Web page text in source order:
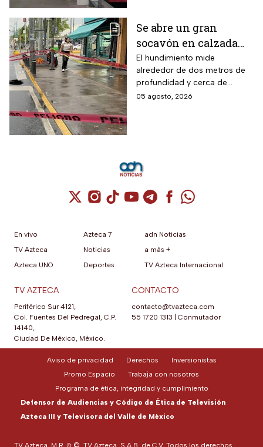
Se abre un gran
socavón en calzada
Taxqueña tras paso de
Trolebús
El hundimiento mide
alrededor de dos metros de
profundidad y cerca de
cuatro metros de diámetro.
05 agosto, 2026
Cuenta de X / Twitter (se abre en una
Cuenta de Instagram (se abre en una
Cuenta de TikTok (se abre en
Cuenta de YouTube (se abre
Cuenta de Telegram (se
Cuenta de
Cuenta de
En vivo
TV Azteca
Azteca UNO
Azteca 7
Noticias
Deportes
adn Noticias
a más +
TV Azteca Internacional
TV AZTECA
Periférico Sur 4121,
Col. Fuentes Del Pedregal, C.P.
14140,
Ciudad De México, México.
CONTACTO
contacto@tvazteca.com
55 1720 1313
Conmutador
TV Azteca, M.R. & ©, TV Azteca, S.A.B. de C.V. Todos los derechos
Aviso de privacidad Derechos
Inversionistas
Promo Espacio
Trabaja con nosotros
Programa de ética, integridad y cumplimiento
Defensor de Audiencias y Código de Ética de Televisión
Azteca III y Televisora del Valle de México